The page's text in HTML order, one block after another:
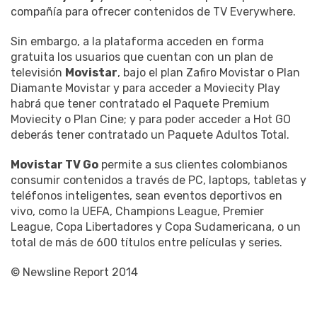
compañía para ofrecer contenidos de TV Everywhere.
Sin embargo, a la plataforma acceden en forma
gratuita los usuarios que cuentan con un plan de
televisión Movistar, bajo el plan Zafiro Movistar o Plan
Diamante Movistar y para acceder a Moviecity Play
habrá que tener contratado el Paquete Premium
Moviecity o Plan Cine; y para poder acceder a Hot GO
deberás tener contratado un Paquete Adultos Total.
Movistar TV Go permite a sus clientes colombianos
consumir contenidos a través de PC, laptops, tabletas y
teléfonos inteligentes, sean eventos deportivos en
vivo, como la UEFA, Champions League, Premier
League, Copa Libertadores y Copa Sudamericana, o un
total de más de 600 títulos entre películas y series.
© Newsline Report 2014